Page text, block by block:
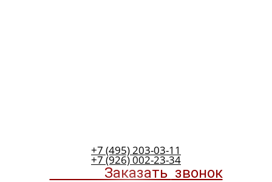
+7 (495) 203-03-11
+7 (926) 002-23-34
Заказать звонок